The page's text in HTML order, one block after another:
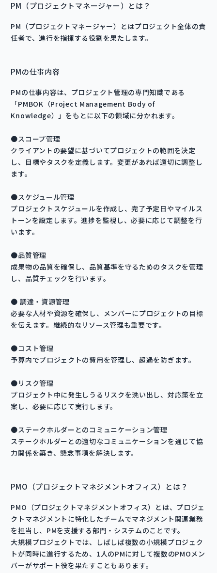
PM（プロジェクトマネージャー）とは？
PM（プロジェクトマネージャー）とはプロジェクト全体の責
任者で、進行を指揮する役割を果たします。
PMの仕事内容
PMの仕事内容は、プロジェクト管理の専門知識である
「PMBOK（Project Management Body of
Knowledge）」をもとに以下の領域に分かれます。
●スコープ管理
クライアントの要望に基づいてプロジェクトの範囲を決定
し、目標やタスクを定義します。変更があれば適切に調整し
ます。
●スケジュール管理
プロジェクトスケジュールを作成し、完了予定日やマイルス
トーンを設定します。進捗を監視し、必要に応じて調整を行
います。
●品質管理
成果物の品質を確保し、品質基準を守るためのタスクを管理
し、品質チェックを行います。
● 調達・資源管理
必要な人材や資源を確保し、メンバーにプロジェクトの目標
を伝えます。継続的なリソース管理も重要です。
●コスト管理
予算内でプロジェクトの費用を管理し、超過を防ぎます。
●リスク管理
プロジェクト中に発生しうるリスクを洗い出し、対応策を立
案し、必要に応じて実行します。
●ステークホルダーとのコミュニケーション管理
ステークホルダーとの適切なコミュニケーションを通じて協
力関係を築き、懸念事項を解決します。
PMO（プロジェクトマネジメントオフィス）とは？
PMO（プロジェクトマネジメントオフィス）とは、プロジェ
クトマネジメントに特化したチームでマネジメント関連業務
を担当し、PMを支援する部門・システムのことです。
大規模プロジェクトでは、しばしば複数の小規模プロジェク
トが同時に進行するため、1人のPMに対して複数のPMOメン
バーがサポート役を果たすこともあります。